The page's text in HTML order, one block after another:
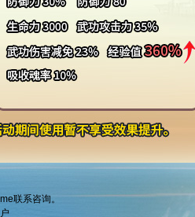
联系咨询。